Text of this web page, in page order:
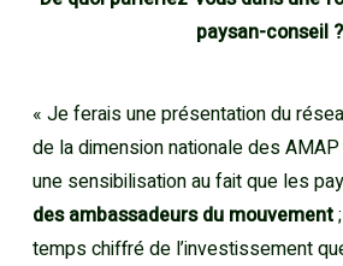
paysan-conseil ?
« Je ferais une présentation du
de la dimension nationale des
une sensibilisation au fait que les
des ambassadeurs du mouvement;
temps chiffré de l’investissement